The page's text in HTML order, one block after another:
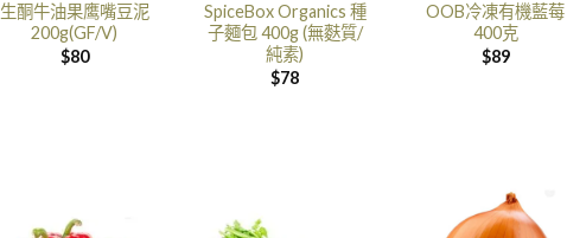
生酮牛油果鹰嘴豆泥
200g(GF/V)
$80
SpiceBox Organics 種
子麵包 400g (無麩質/
純素)
$78
OOB冷凍有機藍莓
400克
$89